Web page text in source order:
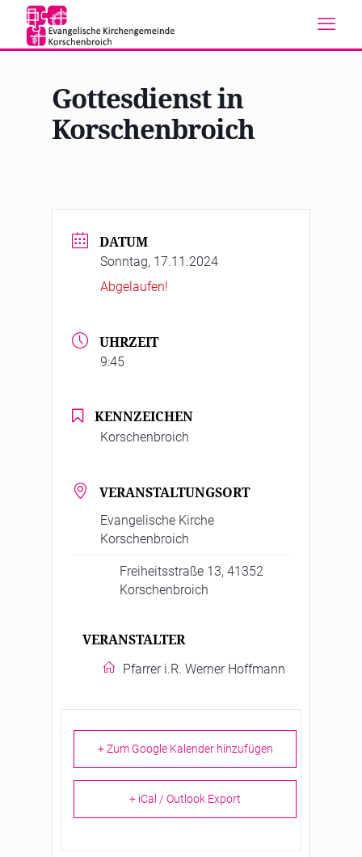
Gottesdienst in
Korschenbroich
DATUM
Sonntag, 17.11.2024
Abgelaufen!
UHRZEIT
9:45
KENNZEICHEN
Korschenbroich
VERANSTALTUNGSORT
Evangelische Kirche
Korschenbroich
Freiheitsstraße 13, 41352
Korschenbroich
VERANSTALTER
Pfarrer i.R. Werner Hoffmann
+ Zum Google Kalender hinzufügen
+ iCal / Outlook Export